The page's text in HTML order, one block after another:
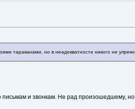
тараканами, но в неадекватности никого не
и звонкам. Не рад произошедшему,